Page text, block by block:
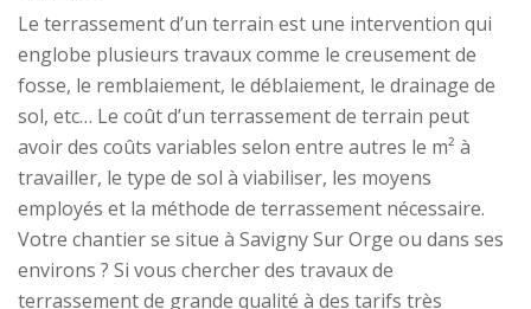
Le terrassement d’un terrain est une intervention qui
englobe plusieurs travaux comme le creusement de
fosse, le remblaiement, le déblaiement, le drainage de
sol, etc… Le coût d’un terrassement de terrain peut
avoir des coûts variables selon entre autres le m² à
travailler, le type de sol à viabiliser, les moyens
employés et la méthode de terrassement nécessaire.
Votre chantier se situe à Savigny Sur Orge ou dans ses
environs ? Si vous chercher des travaux de
terrassement de grande qualité à des tarifs très